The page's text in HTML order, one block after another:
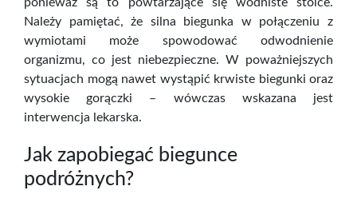
Należy pamiętać, że silna biegunka w połączeniu z
wymiotami może spowodować odwodnienie
organizmu, co jest niebezpieczne. W poważniejszych
sytuacjach mogą nawet wystąpić krwiste biegunki oraz
wysokie gorączki – wówczas wskazana jest
interwencja lekarska.
Jak zapobiegać biegunce
podróżnych?